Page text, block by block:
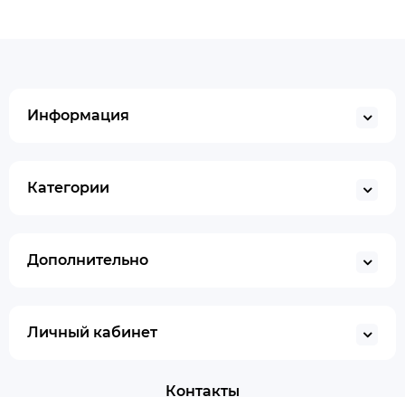
Информация
Категории
Дополнительно
Личный кабинет
Контакты